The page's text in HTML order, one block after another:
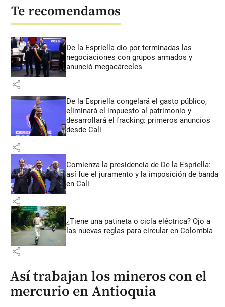
Te recomendamos
De la Espriella dio por terminadas las
negociaciones con grupos armados y
anunció megacárceles
share
De la Espriella congelará el gasto público,
eliminará el impuesto al patrimonio y
desarrollará el fracking: primeros anuncios
desde Cali
share
Comienza la presidencia de De la Espriella:
así fue el juramento y la imposición de banda
en Cali
share
¿Tiene una patineta o cicla eléctrica? Ojo a
las nuevas reglas para circular en Colombia
share
Así trabajan los mineros con el
mercurio en Antioquia